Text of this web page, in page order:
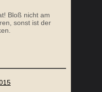
Bloß nicht am
sonst ist der